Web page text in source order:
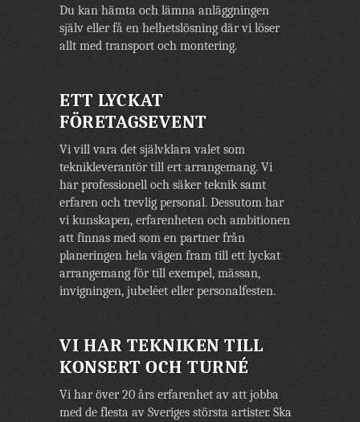
Du kan hämta och lämna anläggningen
själv eller få en helhetslösning där vi löser
allt med transport och montering.
ETT LYCKAT
FÖRETAGSEVENT
Vi vill vara det självklara valet som
teknikleverantör till ert arrangemang. Vi
har professionell och säker teknik samt
erfaren och trevlig personal. Dessutom har
vi kunskapen, erfarenheten och ambitionen
att finnas med som en partner från
planeringen hela vägen fram till ett lyckat
arrangemang för till exempel, mässan,
invigningen, jubeléet eller personalfesten.
VI HAR TEKNIKEN TILL
KONSERT OCH TURNÉ
Vi har över 20 års erfarenhet av att jobba
med de flesta av Sveriges största artister. Ska